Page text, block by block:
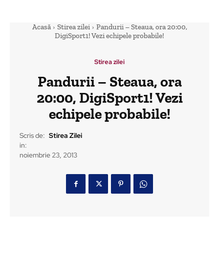
Acasă Stirea zilei
Pandurii – Steaua, ora 20:00,
DigiSport1! Vezi echipele probabile!
Stirea zilei
Pandurii – Steaua, ora
20:00, DigiSport1! Vezi
echipele probabile!
Scris de: Stirea Zilei
in:
noiembrie 23, 2013